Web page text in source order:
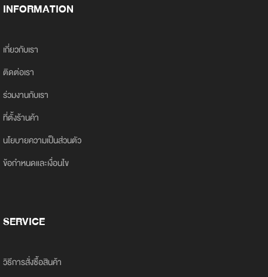
INFORMATION
เกี่ยวกับเรา
ติดต่อเรา
ร่วมงานกับเรา
ที่ตั้งร้านค้า
นโยบายความเป็นส่วนตัว
ข้อกำหนดและเงื่อนไข
SERVICE
วิธีการสั่งซื้อสินค้า